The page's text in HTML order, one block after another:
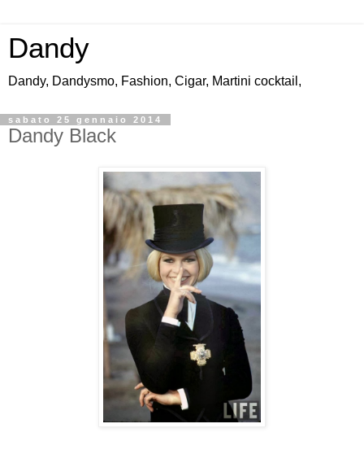
Dandy
Dandy, Dandysmo, Fashion, Cigar, Martini cocktail,
sabato 25 gennaio 2014
Dandy Black